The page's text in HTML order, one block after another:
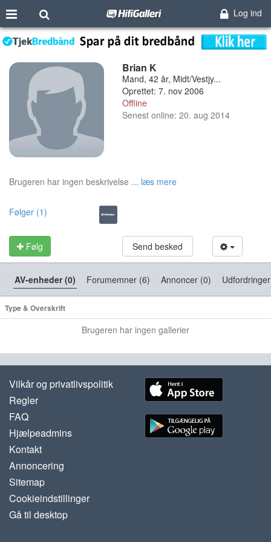
Log ind
Brian K
Mand, 42 år, Midt/Vestjy...
Oprettet: 7. nov 2006
Offline
Senest online: 20. aug 2014
Brugeren har ingen beskrivelse ... læs mere
Følger (1)
Følg Send besked
AV-enheder (0) Forumemner (6) Annoncer (0)
Type & Overskrift
Brugeren har ingen gallerier
Vilkår og privatlivspolitik
Regler
FAQ
Hjælpeadmins
Kontakt
Annoncering
Sitemap
Cookieindstillinger
Gå til desktop